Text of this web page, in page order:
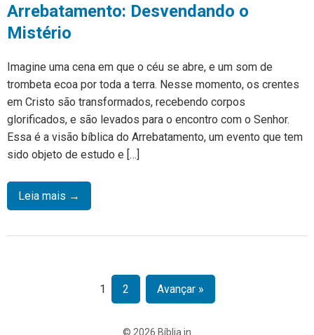
Arrebatamento: Desvendando o
Mistério
Imagine uma cena em que o céu se abre, e um som de
trombeta ecoa por toda a terra. Nesse momento, os crentes
em Cristo são transformados, recebendo corpos
glorificados, e são levados para o encontro com o Senhor.
Essa é a visão bíblica do Arrebatamento, um evento que tem
sido objeto de estudo e […]
Leia mais →
1 2 Avançar »
© 2026 Bíblia in